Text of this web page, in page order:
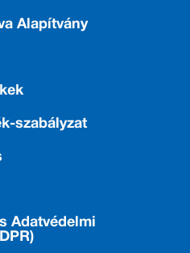
Alapítvány
szabályzat
Adatvédelmi